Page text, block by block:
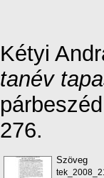
Kétyi
tanév
276.
Szöveg